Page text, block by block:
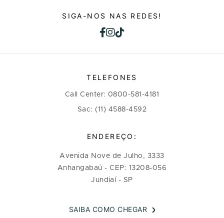
SIGA-NOS NAS REDES!
TELEFONES
Call Center: 0800-581-4181
Sac: (11) 4588-4592
ENDEREÇO:
Avenida Nove de Julho, 3333
Anhangabaú - CEP: 13208-056
Jundiaí - SP
SAIBA COMO CHEGAR